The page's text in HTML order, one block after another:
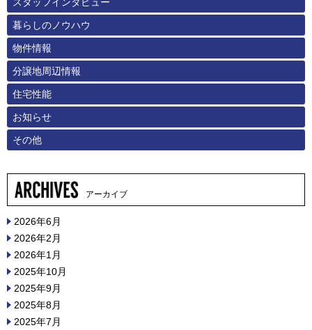
スタッフインタビュー
暮らしのノウハウ
物件情報
分譲地周辺情報
住宅性能
お知らせ
その他
アーカイブ
2026年6月
2026年2月
2026年1月
2025年10月
2025年9月
2025年8月
2025年7月